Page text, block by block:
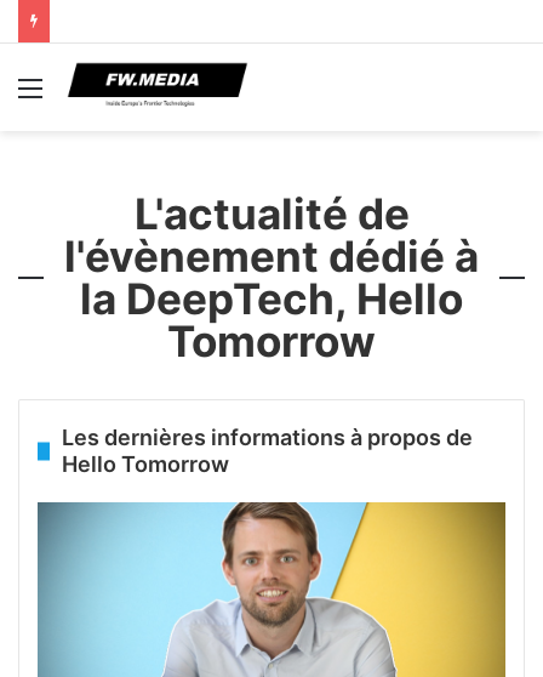
Menu
L'actualité de
l'évènement dédié à
la DeepTech, Hello
Tomorrow
Les dernières informations à propos de
Hello Tomorrow